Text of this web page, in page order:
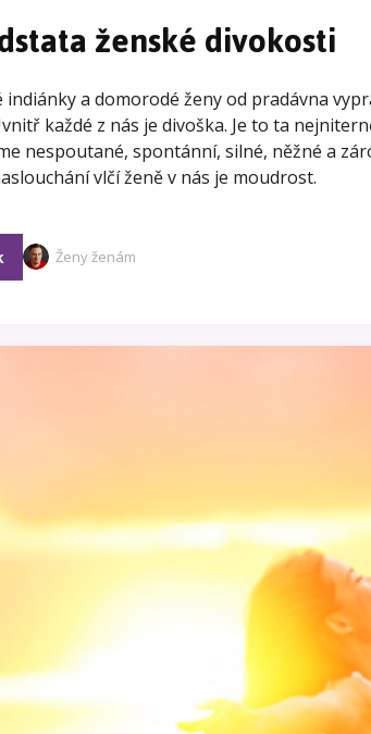
ženské divokosti
indiánky a domorodé ženy od pradávna
každé z nás je divoška. Je to ta
nespoutané, spontánní, silné, něžné a
vlčí ženě v nás je moudrost.
Ženy ženám